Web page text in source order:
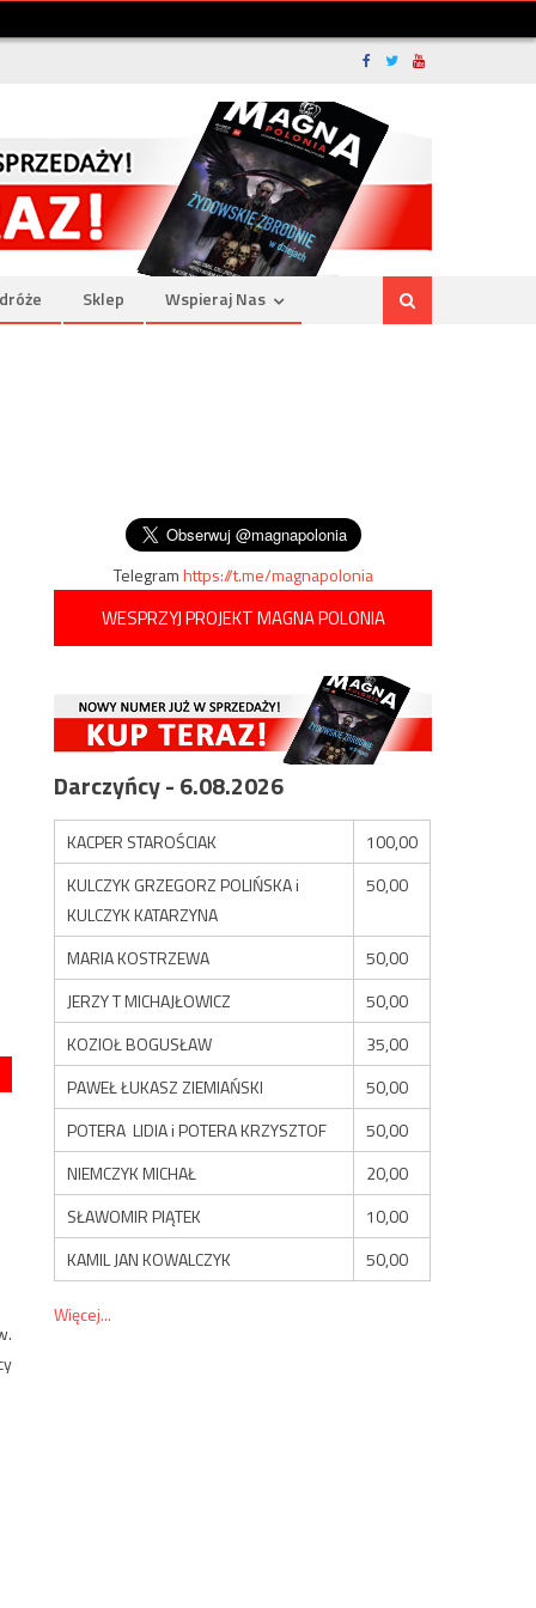
Sklep Wspieraj Nas
Telegramhttps://t.me/magnapolonia
WESPRZYJ PROJEKT MAGNA POLONIA
Darczyńcy - 6.08.2026
KACPER STAROŚCIAK
100,00
KULCZYK GRZEGORZ POLIŃSKA i
KULCZYK KATARZYNA
50,00
MARIA KOSTRZEWA
50,00
JERZY T MICHAJŁOWICZ
50,00
KOZIOŁ BOGUSŁAW
35,00
PAWEŁ ŁUKASZ ZIEMIAŃSKI
50,00
POTERA LIDIA i POTERA KRZYSZTOF
50,00
NIEMCZYK MICHAŁ
20,00
SŁAWOMIR PIĄTEK
10,00
KAMIL JAN KOWALCZYK
50,00
Więcej...